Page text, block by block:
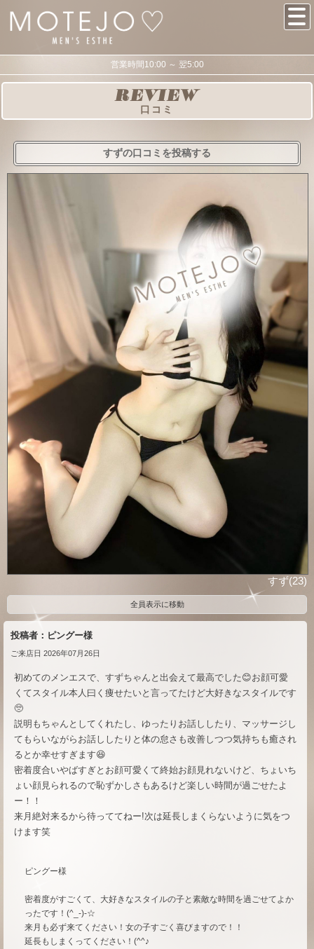
営業時間10:00 ～ 翌5:00
REVIEW
口コミ
すずの口コミを投稿する
すず(23)
全員表示に移動
投稿者：ピングー様
ご来店日 2026年07月26日
初めてのメンエスで、すずちゃんと出会えて最高でした😊お顔可愛
くてスタイル本人曰く痩せたいと言ってたけど大好きなスタイルです
🥺
説明もちゃんとしてくれたし、ゆったりお話ししたり、マッサージし
てもらいながらお話ししたりと体の怠さも改善しつつ気持ちも癒され
るとか幸せすぎます😆
密着度合いやばすぎとお顔可愛くて終始お顔見れないけど、ちょいち
ょい顔見られるので恥ずかしさもあるけど楽しい時間が過ごせたよ
ー！！
来月絶対来るから待っててねー!次は延長しまくらないように気をつ
けます笑
ピングー様
密着度がすごくて、大好きなスタイルの子と素敵な時間を過ごせてよか
ったです！(^_-)-☆
来月も必ず来てください！女の子すごく喜びますので！！
延長もしまくってください！(^^♪